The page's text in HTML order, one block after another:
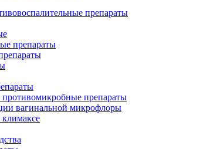
препараты
препараты
препараты
вагинальной микрофлоры